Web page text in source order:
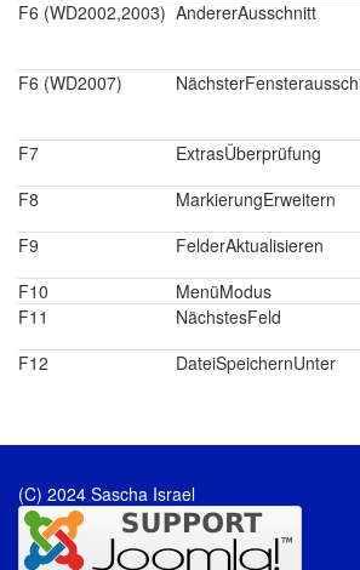
F6 (WD2002,2003) AndererAusschnitt
F6 (WD2007)
F7
ExtrasÜberprüfung
F8
MarkierungErweitern
F9
FelderAktualisieren
F10
MenüModus
F11
NächstesFeld
F12
DateiSpeichernUnter
(C) 2024 Sascha Israel